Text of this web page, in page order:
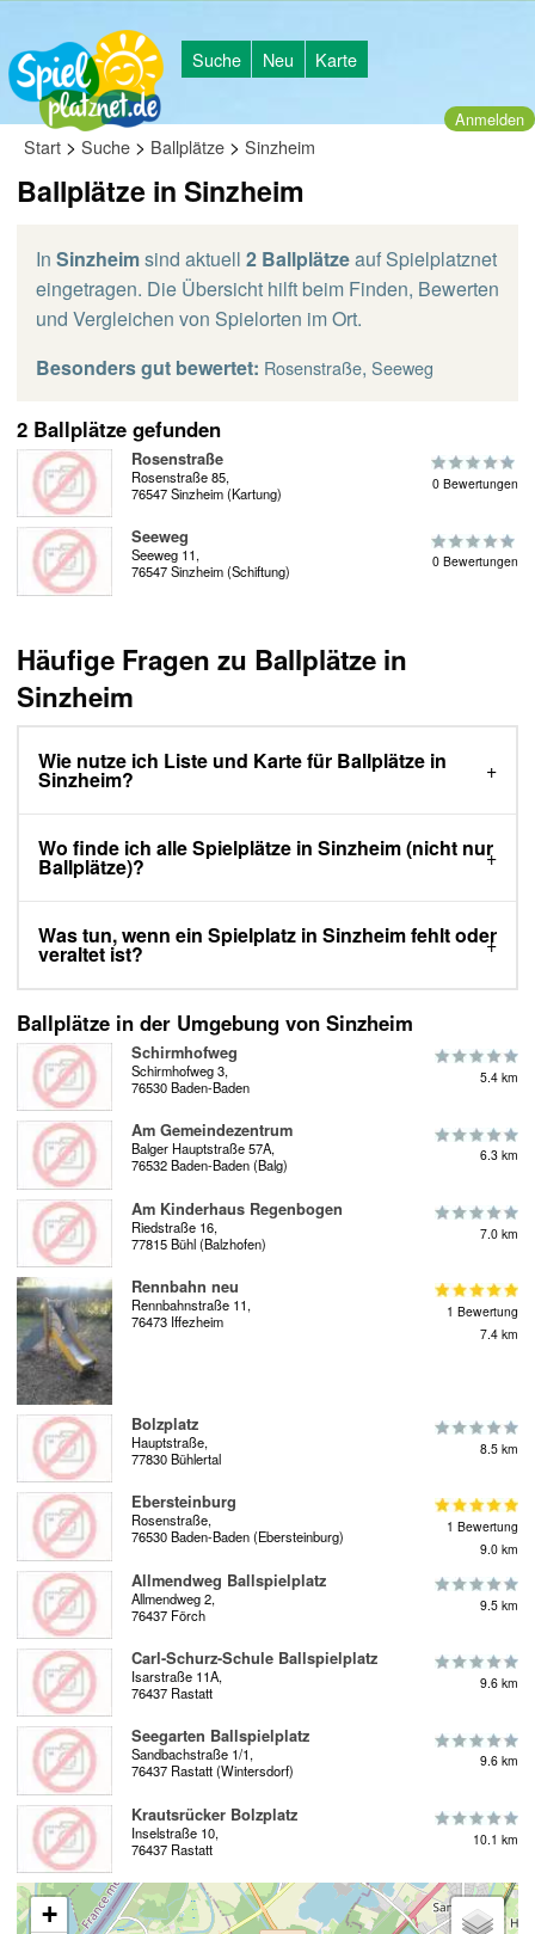
Suche Neu Karte
Anmelden
Start > Suche > Ballplätze > Sinzheim
Ballplätze in Sinzheim
In Sinzheimsind aktuell 2 Ballplätzeauf Spielplatznet
eingetragen. Die Übersicht hilft beim Finden, Bewerten
und Vergleichen von Spielorten im Ort.
Besonders gut bewertet: Rosenstraße, Seeweg
2 Ballplätze gefunden
Rosenstraße
Rosenstraße 85,
76547 Sinzheim (Kartung)
0 Bewertungen
Seeweg
Seeweg 11,
76547 Sinzheim (Schiftung)
0 Bewertungen
Häufige Fragen zu Ballplätze in
Sinzheim
Wie nutze ich Liste und Karte für Ballplätze in
Sinzheim?
Wo finde ich alle Spielplätze in Sinzheim (nicht nur
Ballplätze)?
Was tun, wenn ein Spielplatz in Sinzheim fehlt oder
veraltet ist?
Ballplätze in der Umgebung von Sinzheim
Schirmhofweg
Schirmhofweg 3,
76530 Baden-Baden
5.4 km
Am Gemeindezentrum
Balger Hauptstraße 57A,
76532 Baden-Baden (Balg)
6.3 km
Am Kinderhaus Regenbogen
Riedstraße 16,
77815 Bühl (Balzhofen)
7.0 km
Rennbahn neu
Rennbahnstraße 11,
76473 Iffezheim
1 Bewertung
7.4 km
Bolzplatz
Hauptstraße,
77830 Bühlertal
8.5 km
Ebersteinburg
Rosenstraße,
76530 Baden-Baden (Ebersteinburg)
1 Bewertung
9.0 km
Allmendweg Ballspielplatz
Allmendweg 2,
76437 Förch
9.5 km
Carl-Schurz-Schule Ballspielplatz
Isarstraße 11A,
76437 Rastatt
9.6 km
Seegarten Ballspielplatz
Sandbachstraße 1/1,
76437 Rastatt (Wintersdorf)
9.6 km
Krautsrücker Bolzplatz
Inselstraße 10,
76437 Rastatt
10.1 km
+